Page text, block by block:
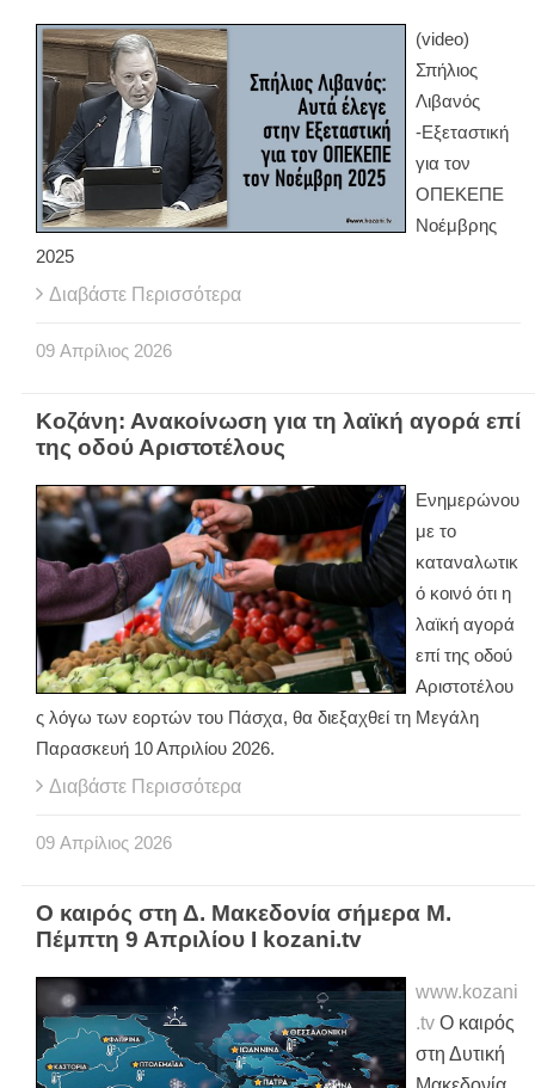
(video)
Σπήλιος
Λιβανός
-Εξεταστική
για τον
ΟΠΕΚΕΠΕ
Νοέμβρης
2025
Διαβάστε Περισσότερα
09 Απρίλιος 2026
Κοζάνη: Ανακοίνωση για τη λαϊκή αγορά επί
της οδού Αριστοτέλους
Ενημερώνου
με το
καταναλωτικ
ό κοινό ότι η
λαϊκή αγορά
επί της οδού
Αριστοτέλου
ς λόγω των εορτών του Πάσχα, θα διεξαχθεί τη Μεγάλη
Παρασκευή 10 Απριλίου 2026.
Διαβάστε Περισσότερα
09 Απρίλιος 2026
Ο καιρός στη Δ. Μακεδονία σήμερα Μ.
Πέμπτη 9 Απριλίου Ι kozani.tv
www.kozani
.tv Ο καιρός
στη Δυτική